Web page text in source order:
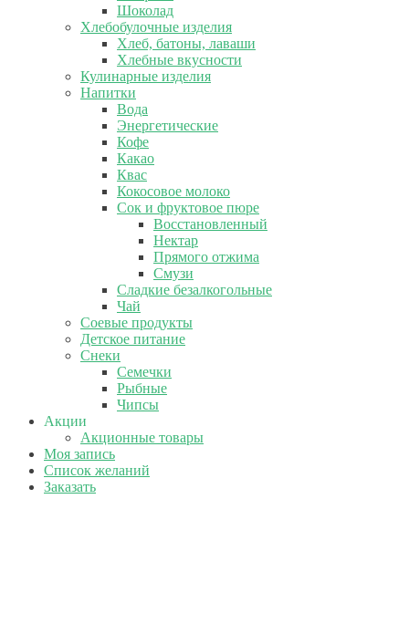
Шоколад
Хлебобулочные изделия
Хлеб, батоны, лаваши
Хлебные вкусности
Кулинарные изделия
Напитки
Вода
Энергетические
Кофе
Какао
Квас
Кокосовое молоко
Сок и фруктовое пюре
Восстановленный
Нектар
Прямого отжима
Смузи
Сладкие безалкогольные
Чай
Соевые продукты
Детское питание
Снеки
Семечки
Рыбные
Чипсы
Акции
Акционные товары
Моя запись
Список желаний
Заказать